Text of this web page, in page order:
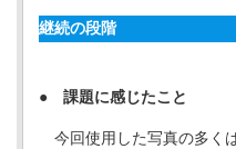
継続の段階
● 課題に感じたこと
今回使用した写真の多く